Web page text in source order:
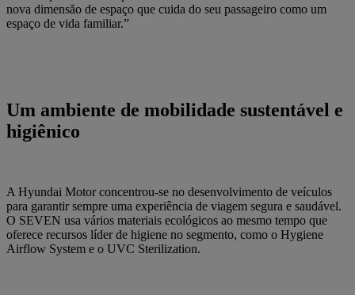
nova dimensão de espaço que cuida do seu passageiro como um
espaço de vida familiar.”
Um ambiente de mobilidade sustentável e
higiênico
A Hyundai Motor concentrou-se no desenvolvimento de veículos
para garantir sempre uma experiência de viagem segura e saudável.
O SEVEN usa vários materiais ecológicos ao mesmo tempo que
oferece recursos líder de higiene no segmento, como o Hygiene
Airflow System e o UVC Sterilization.